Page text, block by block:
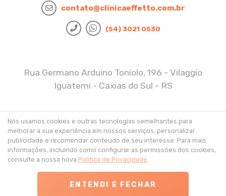
contato@clinicaeffetto.com.br
(54) 3021 0530
Rua Germano Arduino Toniolo, 196 - Vilaggio
Iguatemi - Caxias do Sul - RS
Políticas de Privacidade
Nós usamos cookies e outras tecnologias semelhantes para
melhorar a sua experiência em nossos serviços, personalizar
publicidade e recomendar conteúdo de seu interesse. Para mais
informações, incluindo como configurar as permissões dos cookies,
consulte a nossa nova Política de Privacidade.
ENTENDI E FECHAR